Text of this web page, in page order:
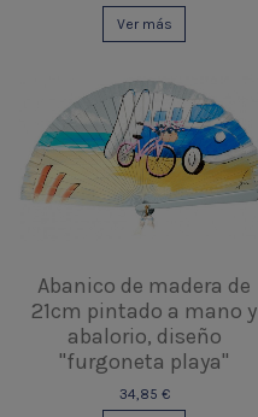
Ver más
Abanico de madera de
21cm pintado a mano y
abalorio, diseño
"furgoneta playa"
34,85 €